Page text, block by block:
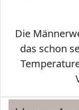
Die
das schon